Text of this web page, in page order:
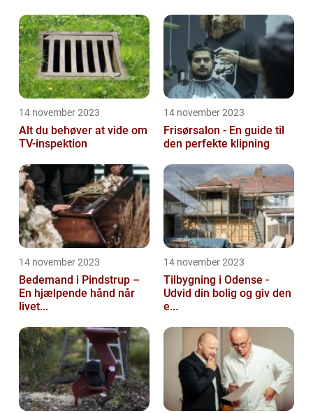
14 november 2023
Alt du behøver at vide om
TV-inspektion
14 november 2023
Frisørsalon - En guide til
den perfekte klipning
14 november 2023
Bedemand i Pindstrup –
En hjælpende hånd når
livet...
14 november 2023
Tilbygning i Odense -
Udvid din bolig og giv den
e...